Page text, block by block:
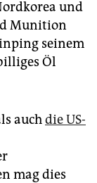
und
Munition
seinem
Öl
auchdie US-
mag dies